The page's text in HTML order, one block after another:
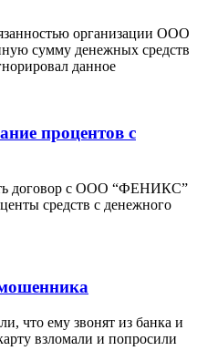
организации ООО
сумму денежных средств
данное
процентов с
договор с ООО “ФЕНИКС”
средств с денежного
что ему звонят из банка и
взломали и попросили